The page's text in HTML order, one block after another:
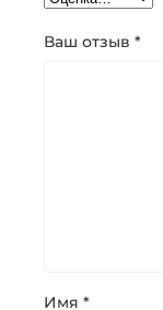
Ваш отзыв *
Имя *